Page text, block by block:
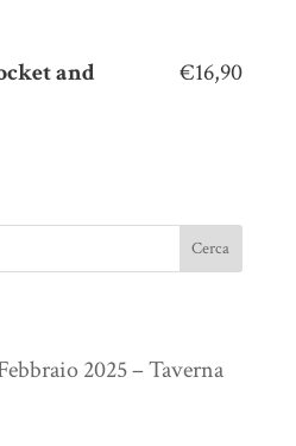
and
€16,90
2025 – Taverna